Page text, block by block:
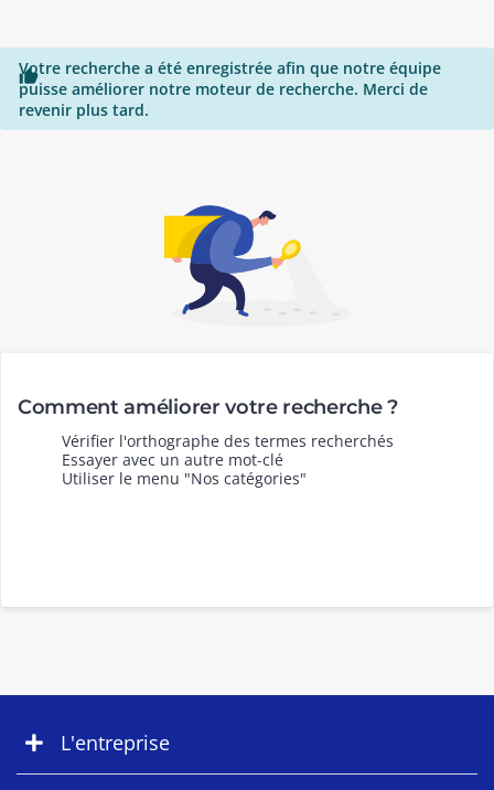

Votre recherche a été enregistrée afin que notre équipe
puisse améliorer notre moteur de recherche. Merci de
revenir plus tard.
Comment améliorer votre recherche ?
Vérifier l'orthographe des termes recherchés
Essayer avec un autre mot-clé
Utiliser le menu "Nos catégories"
L'entreprise